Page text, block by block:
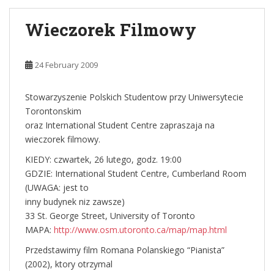
Wieczorek Filmowy
24 February 2009
Stowarzyszenie Polskich Studentow przy Uniwersytecie
Torontonskim
oraz International Student Centre zapraszaja na
wieczorek filmowy.
KIEDY: czwartek, 26 lutego, godz. 19:00
GDZIE: International Student Centre, Cumberland Room
(UWAGA: jest to
inny budynek niz zawsze)
33 St. George Street, University of Toronto
MAPA: http://www.osm.utoronto.ca/map/map.html
Przedstawimy film Romana Polanskiego “Pianista”
(2002), ktory otrzymal